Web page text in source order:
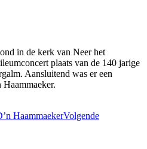
in de kerk van Neer het
plaats van de 140 jarige
Aansluitend was er een
Haammaeker.
HaammaekerVolgende